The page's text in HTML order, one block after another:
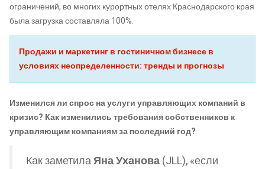
ограничений, во многих курортных отелях Краснодарского края
была загрузка составляла 100%.
Продажи и маркетинг в гостиничном бизнесе в
условиях неопределенности: тренды и прогнозы
Изменился ли спрос на услуги управляющих компаний в
кризис? Как изменились требования собственников к
управляющим компаниям за последний год?
Как заметилаЯна Уханова (JLL), «если